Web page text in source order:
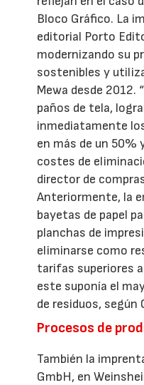
Bloco Gráfico. La
editorial Porto
modernizando su
sostenibles y
Mewa desde 2012.
paños de tela,
inmediatamente
en más de un 50%
costes de
director de
Anteriormente, la
bayetas de papel
planchas de
eliminarse como
tarifas superiores
este suponía el
de residuos, según
Procesos de
También la
GmbH, en